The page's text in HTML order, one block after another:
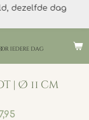
iedere dag
dezelfde dag
| Ø 11 cm